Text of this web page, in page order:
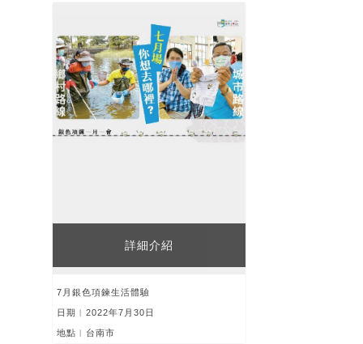
詳細介紹
7月銀色項鍊生活體驗
日期︱2022年7月30日
地點︱台南市